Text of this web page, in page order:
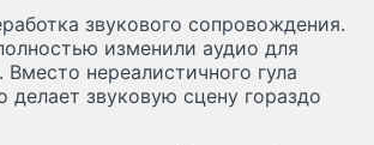
звукового сопровождения.
изменили аудио для
нереалистичного гула
звуковую сцену гораздо